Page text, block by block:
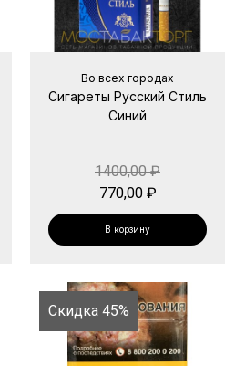
Во всех городах
Сигареты Русский Стиль
Синий
1400,00₽
770,00 ₽
В корзину
Скидка 45%